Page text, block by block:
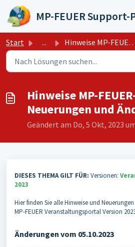
Zum hauptsächlichen Inhalt gehen
MP-FEUER
Start ... Hinweise MP-FEUER-VP 2023 Neuerungen und Änderungen
Hinweise MP-
Neuerungen und
Geändert am Do, 5 Okt, 2023
DIESES THEMA GILT FÜR: Versionen:
2023
Hier finden Sie alle Hinweise und
MP-FEUER Veranstaltungsportal Version
Änderungen vom 05.10.2023